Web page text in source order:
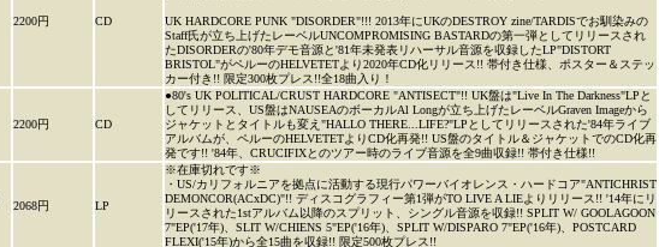
2200円 CD
UK HARDCORE PUNK "DISORDER"!!! 2013年にUKのDESTROY zine/TARDISでお馴染みの
Staff氏が立ち上げたレーベルUNCOMPROMISING BASTARDの第一弾としてリリースされ
たDISORDERの'80年デモ音源と'81年未発表リハーサル音源を収録したLP"DISTORT
BRISTOL"がペルーのHELVETETより2020年CD化リリース!! 帯付き仕様、ポスター＆ステッ
カー付き!! 限定300枚プレス!!全18曲入り！
2200円 CD
●80's UK POLITICAL/CRUST HARDCORE "ANTISECT"!! UK盤は"Live In The Darkness"LPと
してリリース、US盤はNAUSEAのボーカルAl Longが立ち上げたレーベルGraven Imageから
ジャケットとタイトルも変え"HALLO THERE...LIFE?"LPとしてリリースされた'84年ライブ
アルバムが、ペルーのHELVETETよりCD化再発!! US盤のタイトル＆ジャケットでのCD化再
発です!! '84年、CRUCIFIXとのツアー時のライブ音源を全9曲収録!! 帯付き仕様!!
2068円 LP
※在庫切れです※
・US/カリフォルニアを拠点に活動する現行パワーバイオレンス・ハードコア"ANTICHRIST
DEMONCOR(ACxDC)"!! ディスコグラフィー第1弾がTO LIVE A LIEよりリリース!! '14年にリ
リースされた1stアルバム以降のスプリット、シングル音源を収録!! SPLIT W/ GOOLAGOON
7"EP('17年)、SLIT W/CHIENS 5"EP('16年)、SPLIT W/DISPARO 7"EP('16年)、POSTCARD
FLEXI('15年)から全15曲を収録!! 限定500枚プレス!!